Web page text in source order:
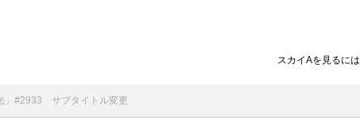
スカイAを見るには
」#2933 サブタイトル変更